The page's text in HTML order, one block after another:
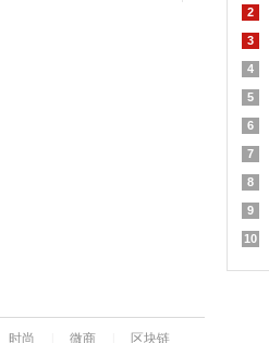
时尚 微商 区块链
2
3
4
5
6
7
8
9
10